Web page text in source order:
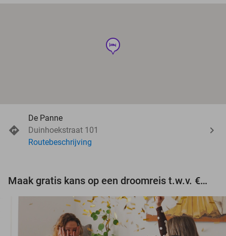
hotel
De Panne
Duinhoekstraat 101
Routebeschrijving
Maak gratis kans op een droomreis t.w.v. €3.000!